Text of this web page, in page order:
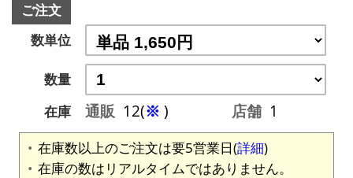
ご注文
数単位
数量
在庫
通販 12(※ ) 店舗 1
在庫数以上のご注文は要5営業日(詳細)
在庫の数はリアルタイムではありません。